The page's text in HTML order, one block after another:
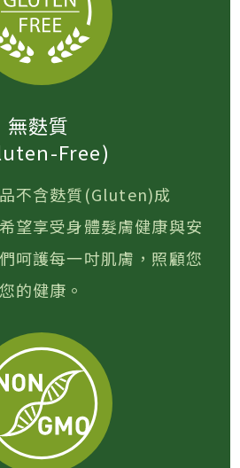
無麩質
Free)
不含麩質(Gluten)成
望享受身體髮膚健康與安
呵護每一吋肌膚，照顧您
的健康。